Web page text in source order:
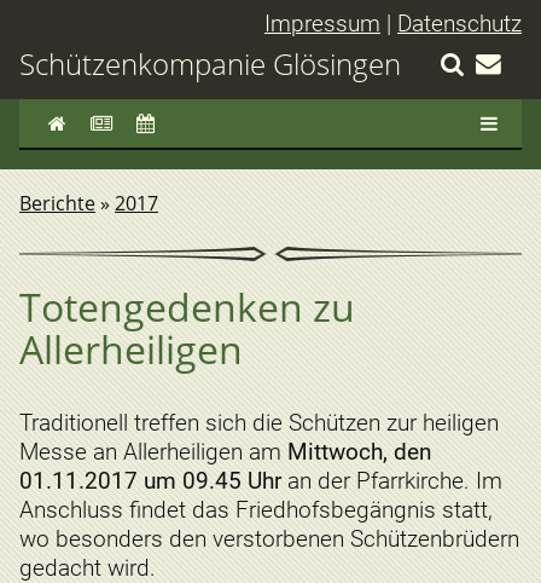
Impressum | Datenschutz
Schützenkompanie Glösingen
Berichte»2017
Totengedenken zu
Allerheiligen
Traditionell treffen sich die Schützen zur heiligen
Messe an Allerheiligen am Mittwoch, den
01.11.2017 um 09.45 Uhran der Pfarrkirche. Im
Anschluss findet das Friedhofsbegängnis statt,
wo besonders den verstorbenen Schützenbrüdern
gedacht wird.